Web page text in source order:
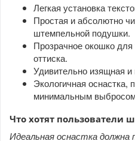
Легкая установка
Простая и абсолютно
штемпельной подушки.
Прозрачное окошко для
оттиска.
Удивительно изящная и
Экологичная оснастка,
минимальным
Что хотят пользователи
Идеальная оснастка должна